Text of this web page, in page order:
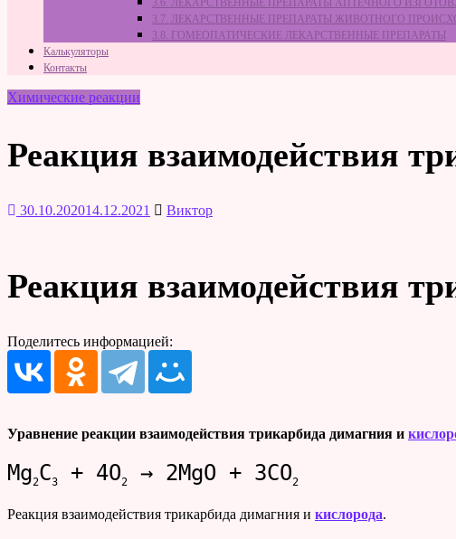
3.6. ЛЕКАРСТВЕННЫЕ ПРЕПАРАТЫ АПТЕЧНОГО
3.7. ЛЕКАРСТВЕННЫЕ ПРЕПАРАТЫ ЖИВОТНОГО
3.8. ГОМЕОПАТИЧЕСКИЕ ЛЕКАРСТВЕННЫЕ ПРЕПАРАТЫ
Калькуляторы
Контакты
Химические реакции
Реакция взаимодействия
30.10.202014.12.2021 Виктор
Реакция взаимодействия
Поделитесь информацией:
Уравнение реакции взаимодействия трикарбида димагния и
Mg2C3 + 4O2 → 2MgO + 3CO2
Реакция взаимодействия трикарбида димагния и кислорода.